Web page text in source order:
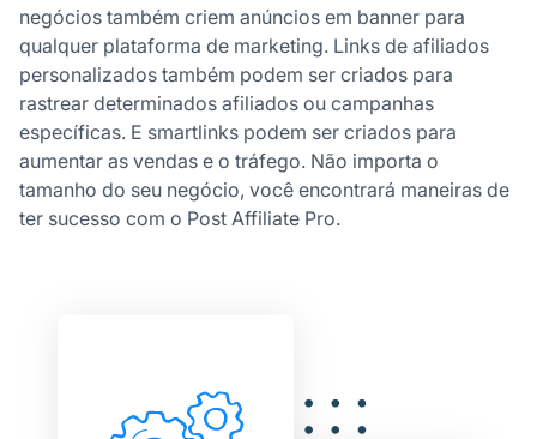
negócios também criem anúncios em banner para
qualquer plataforma de marketing. Links de afiliados
personalizados também podem ser criados para
rastrear determinados afiliados ou campanhas
específicas. E smartlinks podem ser criados para
aumentar as vendas e o tráfego. Não importa o
tamanho do seu negócio, você encontrará maneiras de
ter sucesso com o Post Affiliate Pro.